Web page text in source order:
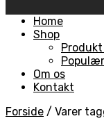
Skip
Home
Shop
Om os
Kontakt
Forside / Varer